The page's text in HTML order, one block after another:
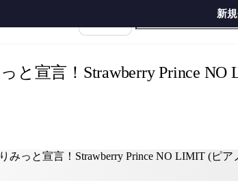
新
と宣言！Strawberry Prince